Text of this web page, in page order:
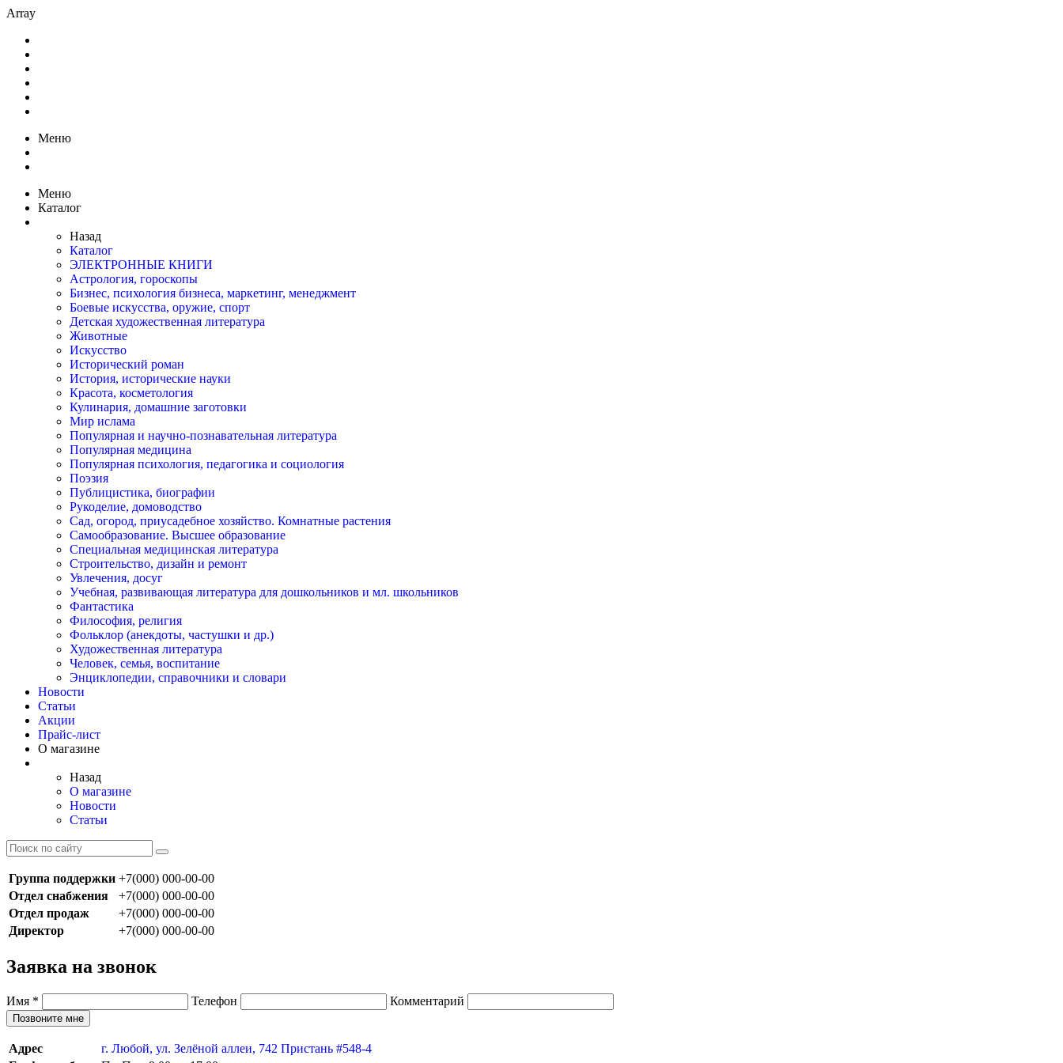
Array
Меню
Меню
Каталог
Назад
Каталог
ЭЛЕКТРОННЫЕ КНИГИ
Астрология, гороскопы
Бизнес, психология бизнеса, маркетинг, менеджмент
Боевые искусства, оружие, спорт
Детская художественная литература
Животные
Искусство
Исторический роман
История, исторические науки
Красота, косметология
Кулинария, домашние заготовки
Мир ислама
Популярная и научно-познавательная литература
Популярная медицина
Популярная психология, педагогика и социология
Поэзия
Публицистика, биографии
Рукоделие, домоводство
Сад, огород, приусадебное хозяйство. Комнатные растения
Самообразование. Высшее образование
Специальная медицинская литература
Строительство, дизайн и ремонт
Увлечения, досуг
Учебная, развивающая литература для дошкольников и мл. школьников
Фантастика
Философия, религия
Фольклор (анекдоты, частушки и др.)
Художественная литература
Человек, семья, воспитание
Энциклопедии, справочники и словари
Новости
Статьи
Акции
Прайс-лист
О магазине
Назад
О магазине
Новости
Статьи
Группа поддержки +7(000) 000-00-00
Отдел снабжения
+7(000) 000-00-00
Отдел продаж
+7(000) 000-00-00
Директор
+7(000) 000-00-00
Заявка на звонок
Имя * Телефон Комментарий
Позвоните мне
Адрес
г. Любой, ул. Зелёной аллеи, 742 Пристань #548-4